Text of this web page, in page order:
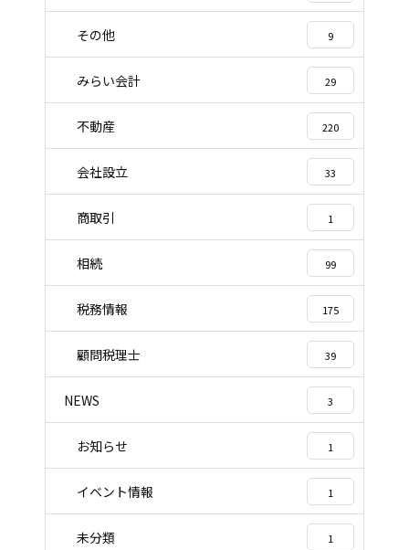
その他 9
みらい会計 29
不動産 220
会社設立 33
商取引 1
相続 99
税務情報 175
顧問税理士 39
NEWS 3
お知らせ 1
イベント情報 1
未分類 1